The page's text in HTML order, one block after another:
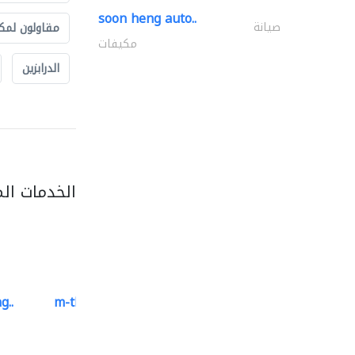
مقاولون
الدرابزين
الخدمات
m-three building materials
soon heng auto.. صيانة
مكيفات